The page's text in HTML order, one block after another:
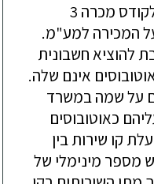
7. חברת אוטובוסים מטאר אלקודס מכרה 3
המכירה למע"מ.
להוציא חשבונית
אינם שלה.
על שמה במשרד
כאוטובוסים
קו שירות בין
מספר מינימלי של